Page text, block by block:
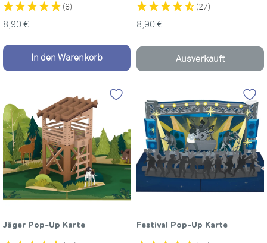
(6)
Sonderpreis
8,90 €
In den Warenkorb
(27)
Sonderpreis
8,90 €
Ausverkauft
Jäger Pop-Up Karte Festival Pop-Up Karte